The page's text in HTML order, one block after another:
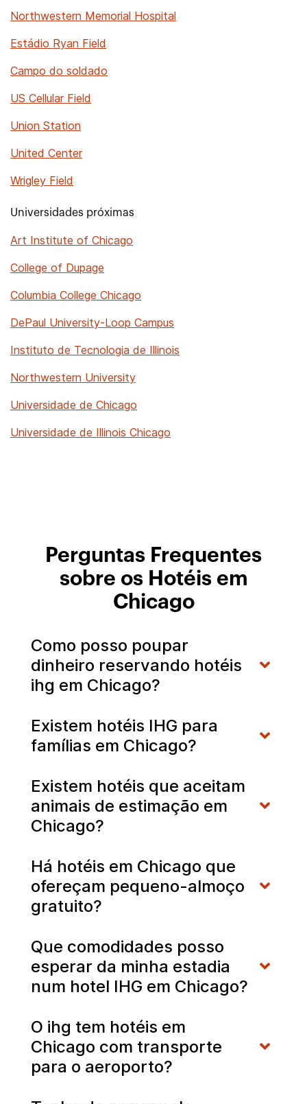
Northwestern Memorial Hospital
Estádio Ryan Field
Campo do soldado
US Cellular Field
Union Station
United Center
Wrigley Field
Universidades próximas
Art Institute of Chicago
College of Dupage
Columbia College Chicago
DePaul University-Loop Campus
Instituto de Tecnologia de Illinois
Northwestern University
Universidade de Chicago
Universidade de Illinois Chicago
Perguntas Frequentes
sobre os Hotéis em
Chicago
Como posso poupar
dinheiro reservando hotéis
ihg em Chicago?
Existem hotéis IHG para
famílias em Chicago?
Existem hotéis que aceitam
animais de estimação em
Chicago?
Há hotéis em Chicago que
ofereçam pequeno-almoço
gratuito?
Que comodidades posso
esperar da minha estadia
num hotel IHG em Chicago?
O ihg tem hotéis em
Chicago com transporte
para o aeroporto?